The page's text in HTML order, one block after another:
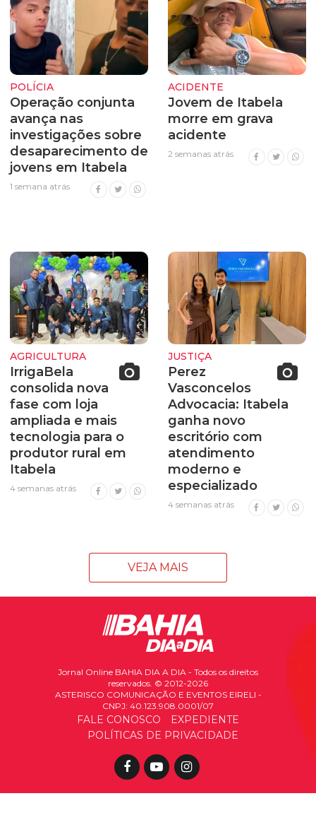
POLÍCIA
Operação conjunta
avança nas
investigações sobre
desaparecimento de
jovens em Itabela
1 semana atrás
ACIDENTE
Jovem de Itabela
morre em grava
acidente
2 semanas atrás
AGRICULTURA
IrrigaBela
consolida nova
fase com loja
ampliada e mais
tecnologia para o
produtor rural em
Itabela
4 semanas atrás
JUSTIÇA
Perez
Vasconcelos
Advocacia: Itabela
ganha novo
escritório com
atendimento
moderno e
especializado
4 semanas atrás
VEJA MAIS
Jornal Online BAHIA DIA A DIA - Todos os direitos
reservados. © 2012-2026
ASTERISCO COMUNICAÇÃO E EVENTOS EIRELI -
CNPJ: 40.123.908.0001/07
FALE CONOSCO
EXPEDIENTE
POLÍTICAS DE PRIVACIDADE